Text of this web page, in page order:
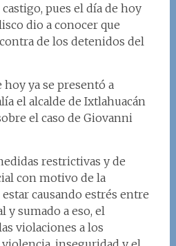
pues el día de hoy
dio a conocer que
de los detenidos del
ya se presentó a
el alcalde de Ixtlahuacán
el caso de Giovanni
restrictivas y de
con motivo de la
causando estrés entre
y sumado a eso, el
violaciones a los